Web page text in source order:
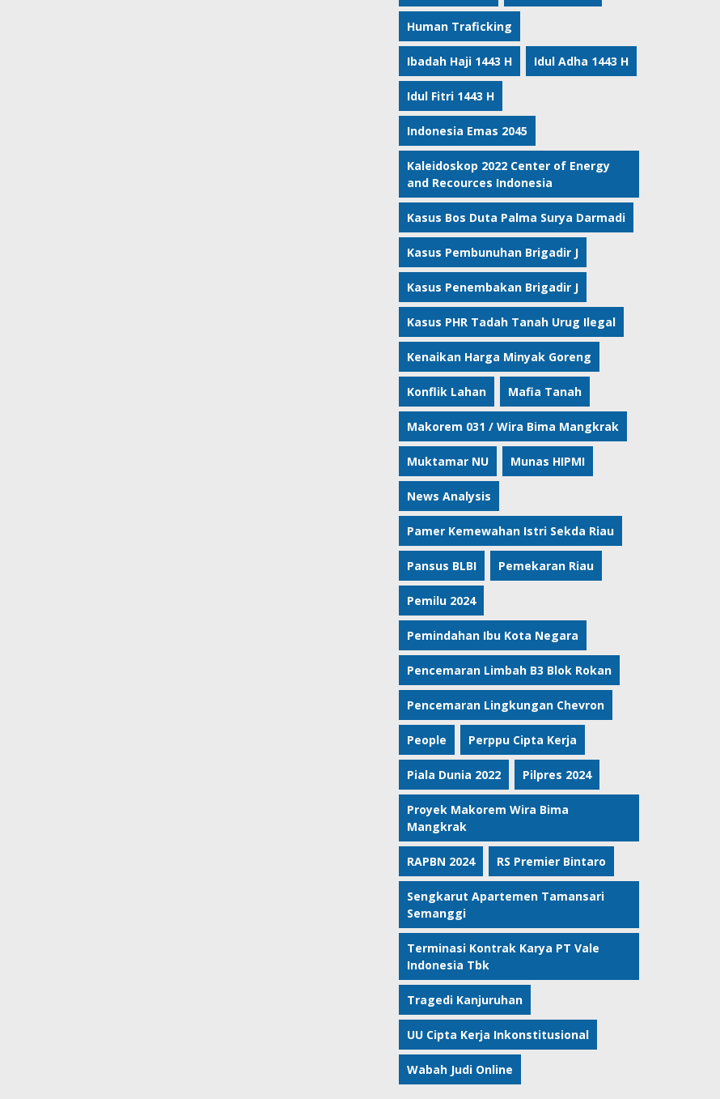
Human Traficking
Ibadah Haji 1443 H Idul Adha 1443 H
Idul Fitri 1443 H
Indonesia Emas 2045
Kaleidoskop 2022 Center of Energy
and Recources Indonesia
Kasus Bos Duta Palma Surya Darmadi
Kasus Pembunuhan Brigadir J
Kasus Penembakan Brigadir J
Kasus PHR Tadah Tanah Urug Ilegal
Kenaikan Harga Minyak Goreng
Konflik Lahan Mafia Tanah
Makorem 031 / Wira Bima Mangkrak
Muktamar NU Munas HIPMI
News Analysis
Pamer Kemewahan Istri Sekda Riau
Pansus BLBI Pemekaran Riau
Pemilu 2024
Pemindahan Ibu Kota Negara
Pencemaran Limbah B3 Blok Rokan
Pencemaran Lingkungan Chevron
People Perppu Cipta Kerja
Piala Dunia 2022 Pilpres 2024
Proyek Makorem Wira Bima
Mangkrak
RAPBN 2024 RS Premier Bintaro
Sengkarut Apartemen Tamansari
Semanggi
Terminasi Kontrak Karya PT Vale
Indonesia Tbk
Tragedi Kanjuruhan
UU Cipta Kerja Inkonstitusional
Wabah Judi Online